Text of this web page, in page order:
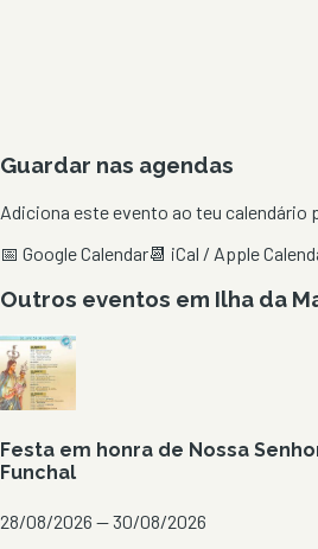
Guardar nas agendas
Adiciona este evento ao teu calendário
📅 Google Calendar📆 iCal / Apple
Outros eventos em Ilha da
Festa em honra de Nossa
Funchal
28/08/2026 — 30/08/2026